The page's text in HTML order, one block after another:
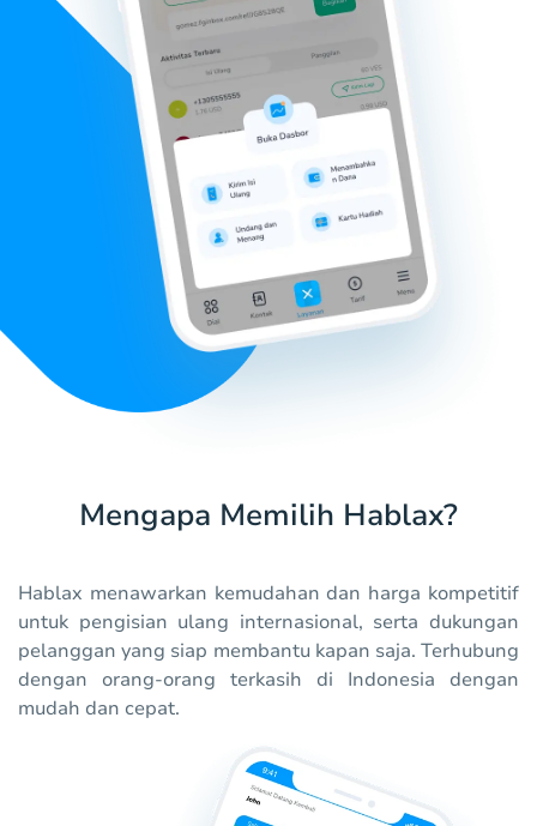
Mengapa Memilih Hablax?
Hablax menawarkan kemudahan dan harga kompetitif
untuk pengisian ulang internasional, serta dukungan
pelanggan yang siap membantu kapan saja. Terhubung
dengan orang-orang terkasih di Indonesia dengan
mudah dan cepat.